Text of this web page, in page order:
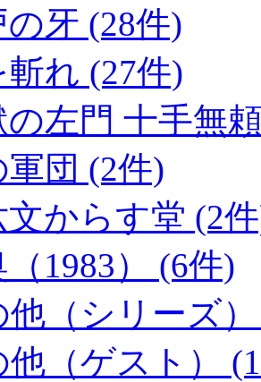
牙 (28件)
斬れ (27件)
の左門 十手無
軍団 (2件)
文からす堂 (2
1983） (6件)
他（シリーズ
他（ゲスト）